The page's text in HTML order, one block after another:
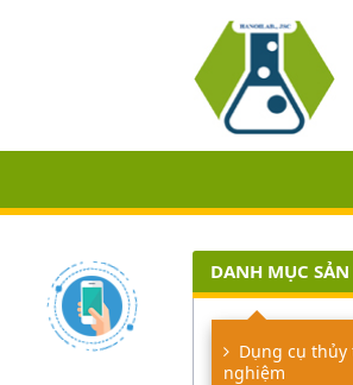
DANH MỤC
Dụng cụ
nghiệm